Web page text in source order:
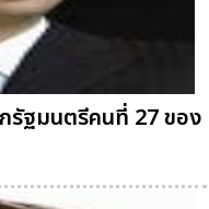
รัฐมนตรีคนที่ 27 ของ